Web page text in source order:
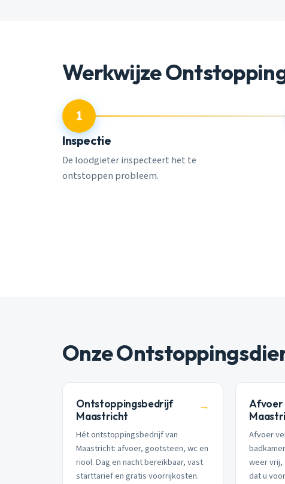
Werkwijze
1
Inspectie
De loodgieter inspecteert het te
ontstoppen probleem.
Onze
Ontstoppingsbedrijf
Maastricht
→
Hét ontstoppingsbedrijf van
Maastricht: afvoer, gootsteen, wc en
riool. Dag en nacht bereikbaar, vast
starttarief en gratis voorrijkosten.
Afvoer
Afvoer
weer
dat u